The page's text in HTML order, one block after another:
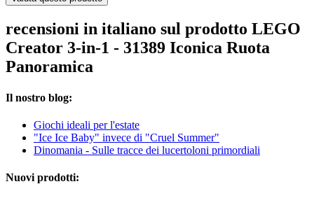
recensioni in italiano sul prodotto LEGO
Creator 3-in-1 - 31389 Iconica Ruota
Panoramica
Il nostro blog:
Giochi ideali per l'estate
"Ice Ice Baby" invece di "Cruel Summer"
Dinomania - Sulle tracce dei lucertoloni primordiali
Nuovi prodotti: